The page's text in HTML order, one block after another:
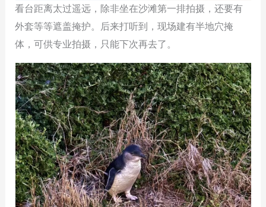
看台距离太过遥远，除非坐在沙滩第一排拍摄，还要有
外套等等遮盖掩护。后来打听到，现场建有半地穴掩
体，可供专业拍摄，只能下次再去了。